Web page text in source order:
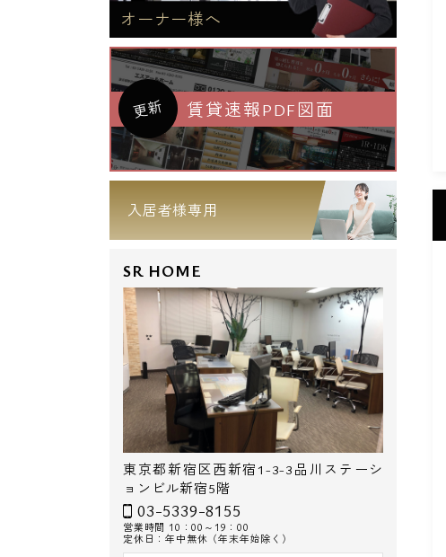
オーナー様へ
更新 賃貸速報PDF図面
入居者様専用
SR HOME
東京都新宿区西新宿1-3-3品川ステーシ
ョンビル新宿5階
03-5339-8155
営業時間 10：00～19：00
定休日：年中無休（年末年始除く）